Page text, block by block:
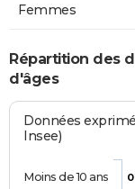
Femmes
Répartition des
d'âges
Données
Insee)
0
Moins de 10 ans